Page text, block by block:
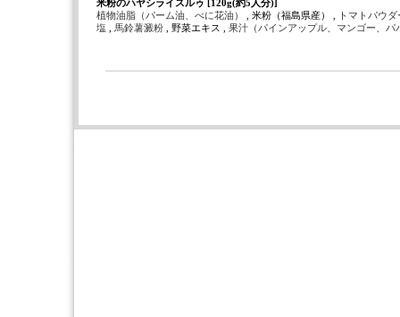
米粉のハヤシライスルゥ [120g(約5人分)]
植物油脂（パーム油、べに花油）
, 米粉（福島県産） ,
トマトパウ
塩
馬鈴薯澱粉 , 野菜エキス , 果汁（パインアップル、マンゴー、パ